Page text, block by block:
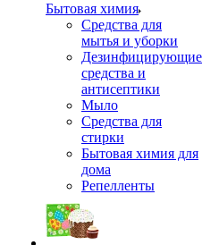
Бытовая химия
Средства для
мытья и уборки
Дезинфицирующие
средства и
антисептики
Мыло
Средства для
стирки
Бытовая химия для
дома
Репелленты